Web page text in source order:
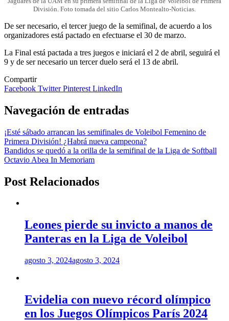
División. Foto tomada del sitio Carlos Montealto-Noticias.
De ser necesario, el tercer juego de la semifinal, de acuerdo a los
organizadores está pactado en efectuarse el 30 de marzo.
La Final está pactada a tres juegos e iniciará el 2 de abril, seguirá el
9 y de ser necesario un tercer duelo será el 13 de abril.
Compartir
Facebook TwitterPinterest LinkedIn
Navegación de entradas
¡Esté sábado arrancan las semifinales de Voleibol Femenino de
Primera División! ¿Habrá nueva campeona?
Bandidos se quedó a la orilla de la semifinal de la Liga de Softball
Octavio Abea In Memoriam
Post Relacionados
Leones pierde su invicto a manos de
Panteras en la Liga de Voleibol
agosto 3, 2024agosto 3, 2024
Evidelia con nuevo récord olímpico
en los Juegos Olímpicos París 2024